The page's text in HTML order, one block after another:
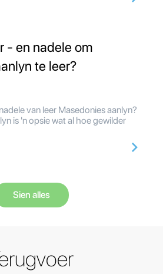
- en nadele om
te leer?
van leer Masedonies aanlyn?
is 'n opsie wat al hoe gewilder
Sien alles